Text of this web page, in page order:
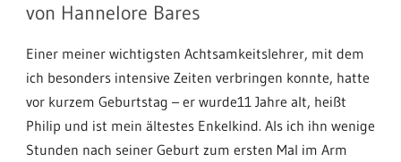
von Hannelore Bares
Einer meiner wichtigsten Achtsamkeitslehrer, mit dem
ich besonders intensive Zeiten verbringen konnte, hatte
vor kurzem Geburtstag – er wurde11 Jahre alt, heißt
Philip und ist mein ältestes Enkelkind. Als ich ihn wenige
Stunden nach seiner Geburt zum ersten Mal im Arm